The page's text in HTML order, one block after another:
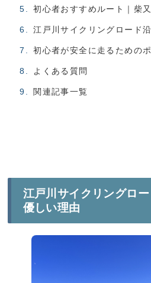
江戸川サイクリングロード
初心者が安全に走るための
よくある質問
関連記事一覧
江戸川サイクリングロ
優しい理由